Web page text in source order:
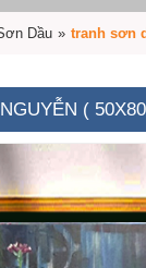
Dầu » tranh sơn
(